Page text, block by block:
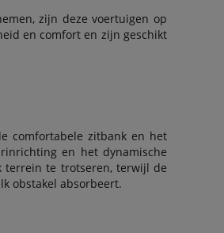
zijn deze voertuigen op
en comfort en zijn geschikt
comfortabele zitbank en het
en het dynamische
terrein te trotseren, terwijl de
obstakel absorbeert.